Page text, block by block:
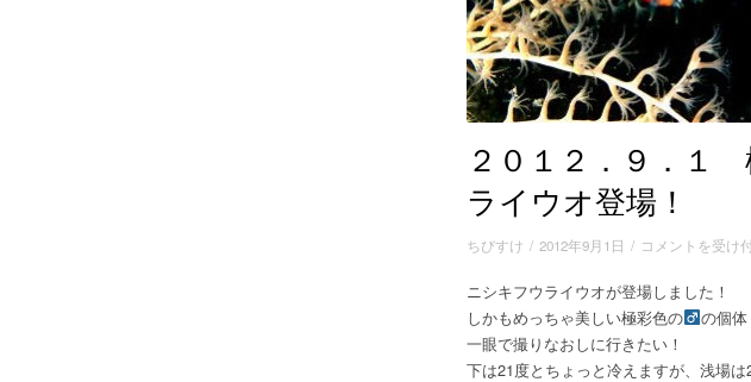
２０１２．９．１
ライウオ登場！
ちびすけ / 2012年9月1日 / ２
１
２．
９．
１
コメントを受け
ニシキフウライウオが登場しました！
しかもめっちゃ美しい極彩色の
の個体
一眼で撮りなおしに行きたい！
下は21度とちょっと冷えますが、浅場